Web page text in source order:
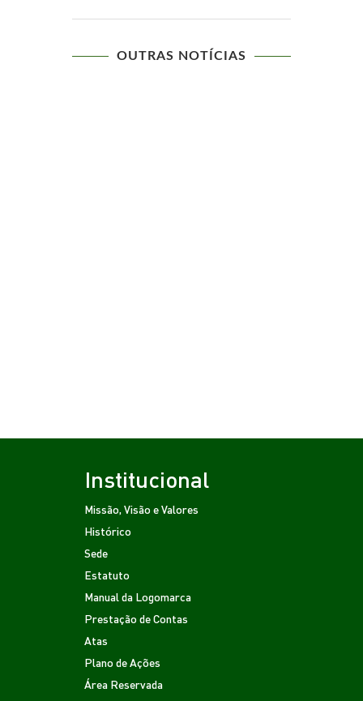
OUTRAS NOTÍCIAS
Institucional
Missão, Visão e Valores
Histórico
Sede
Estatuto
Manual da Logomarca
Prestação de Contas
Atas
Plano de Ações
Área Reservada